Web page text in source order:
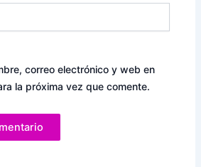
correo electrónico y web en
la próxima vez que comente.